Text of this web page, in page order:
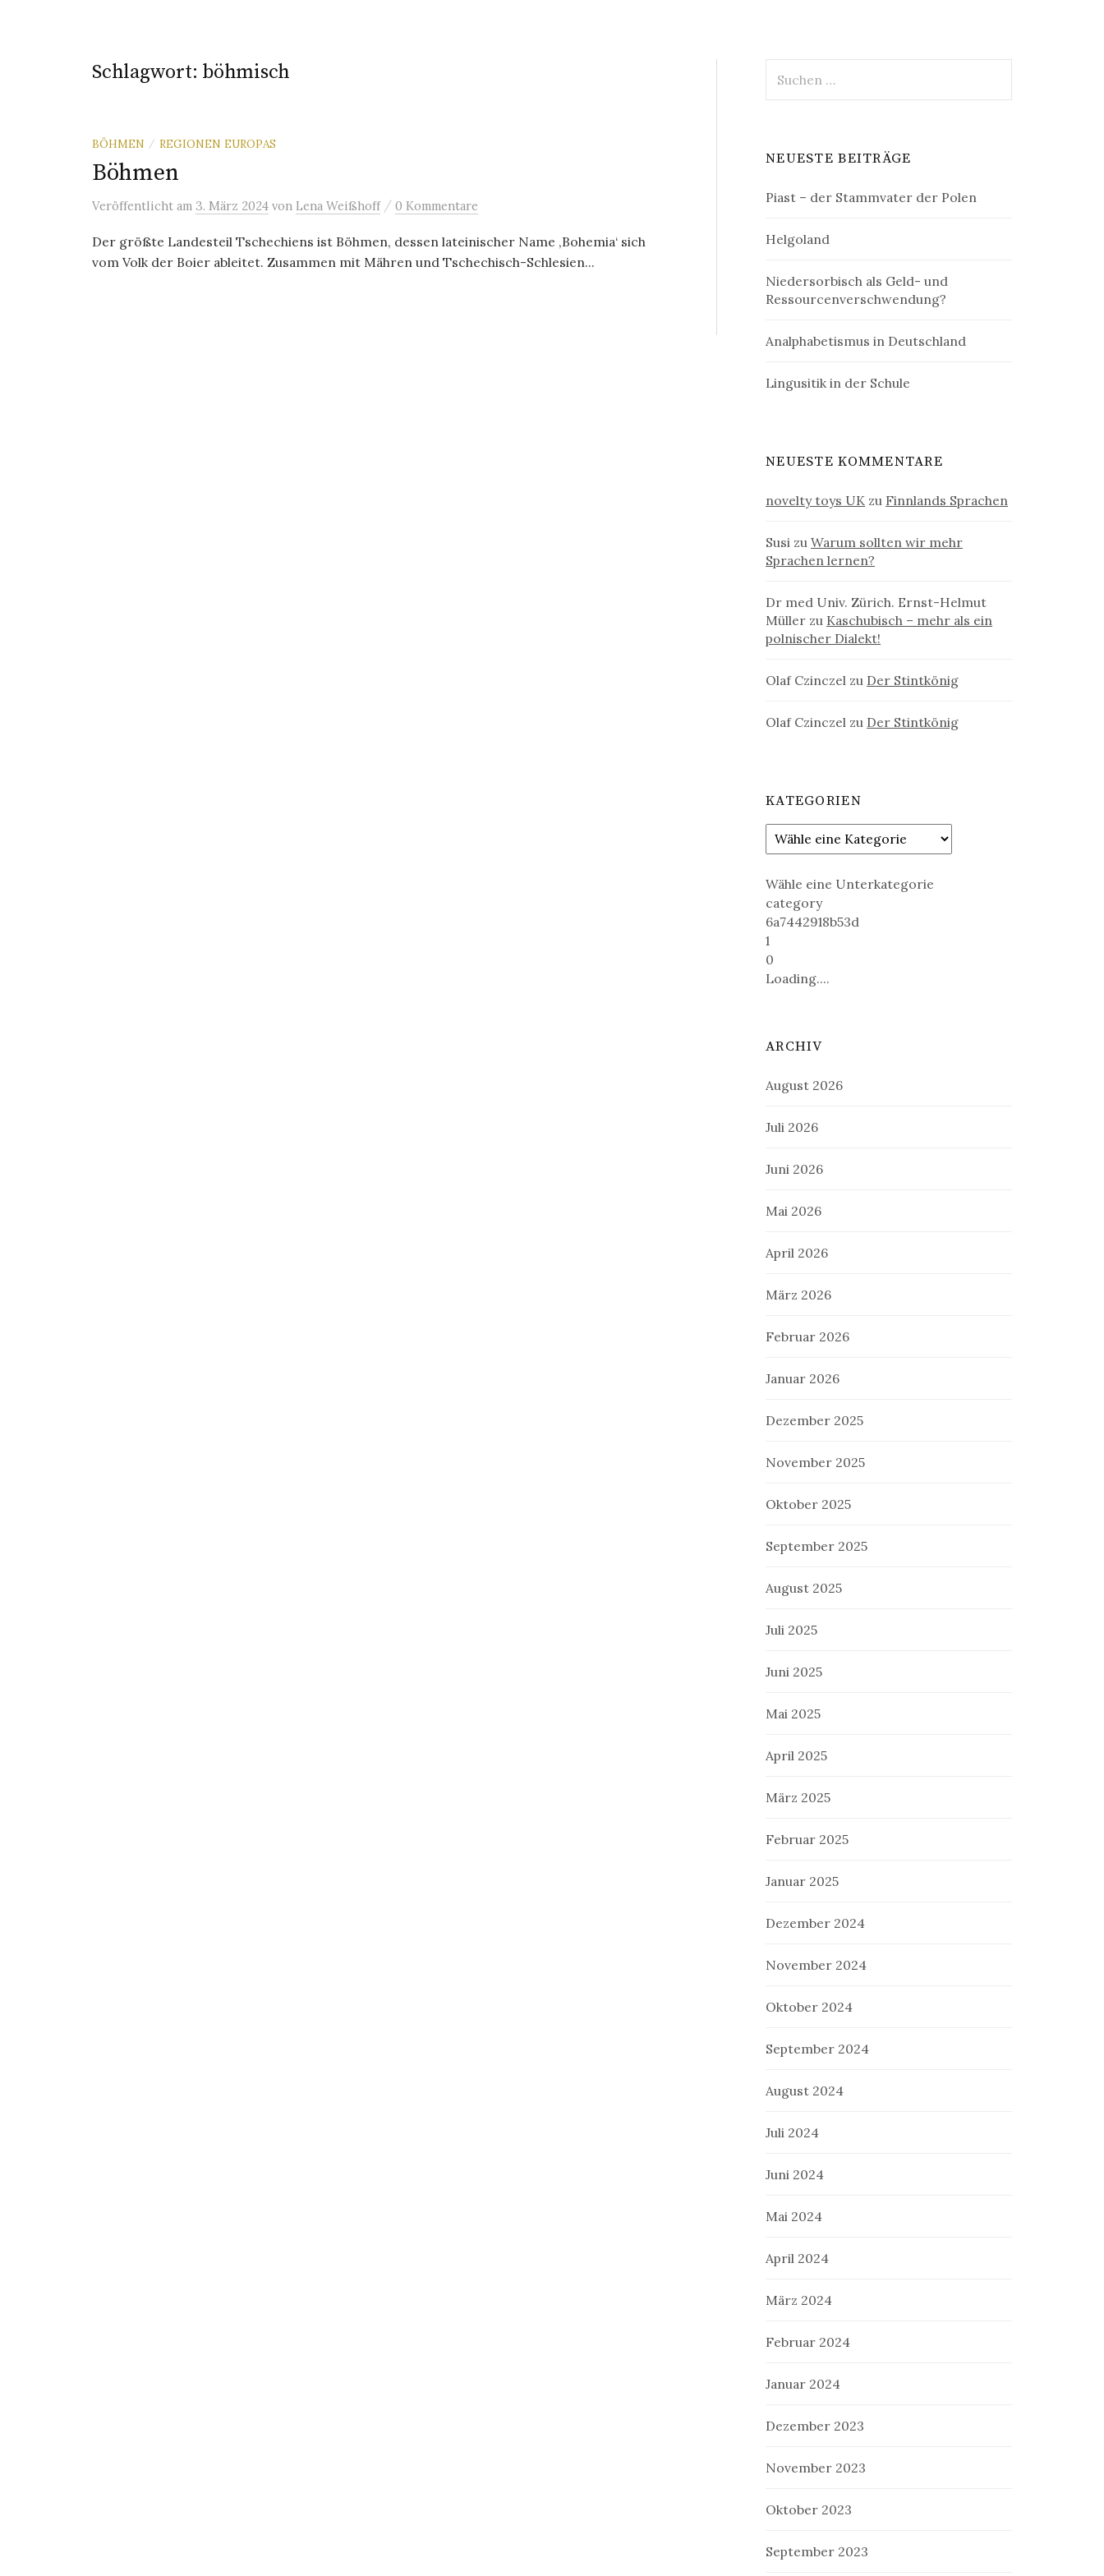
Schlagwort: böhmisch
BÖHMEN / REGIONEN EUROPAS
Böhmen
Veröffentlicht am 3. März 2024 von Lena Weißhoff / 0 Kommentare
Der größte Landesteil Tschechiens ist Böhmen, dessen lateinischer Name ‚Bohemia‘ sich
vom Volk der Boier ableitet. Zusammen mit Mähren und Tschechisch-Schlesien...
nach:
NEUESTE BEITRÄGE
Piast – der Stammvater der Polen
Helgoland
Niedersorbisch als Geld- und
Ressourcenverschwendung?
Analphabetismus in Deutschland
Lingusitik in der Schule
NEUESTE KOMMENTARE
novelty toys UK zu Finnlands Sprachen
Susi zuWarum sollten wir mehr
Sprachen lernen?
Dr med Univ. Zürich. Ernst-Helmut
Müller zu Kaschubisch – mehr als ein
polnischer Dialekt!
Olaf Czinczel zu Der Stintkönig
Olaf Czinczel zu Der Stintkönig
KATEGORIEN
Wähle eine Unterkategorie
category
6a7442918b53d
1
0
Loading....
ARCHIV
August 2026
Juli 2026
Juni 2026
Mai 2026
April 2026
März 2026
Februar 2026
Januar 2026
Dezember 2025
November 2025
Oktober 2025
September 2025
August 2025
Juli 2025
Juni 2025
Mai 2025
April 2025
März 2025
Februar 2025
Januar 2025
Dezember 2024
November 2024
Oktober 2024
September 2024
August 2024
Juli 2024
Juni 2024
Mai 2024
April 2024
März 2024
Februar 2024
Januar 2024
Dezember 2023
November 2023
Oktober 2023
September 2023